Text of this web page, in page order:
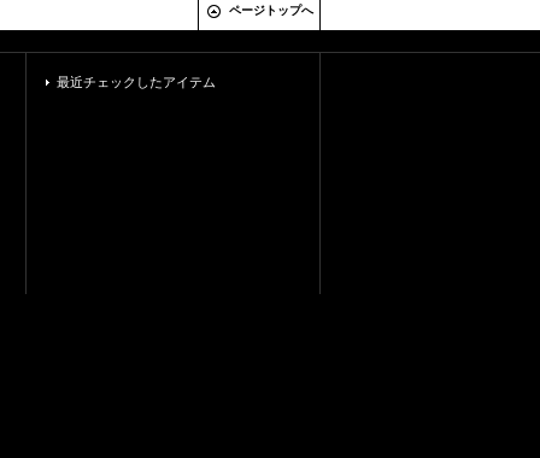
ページトップへ
最近チェックしたアイテム